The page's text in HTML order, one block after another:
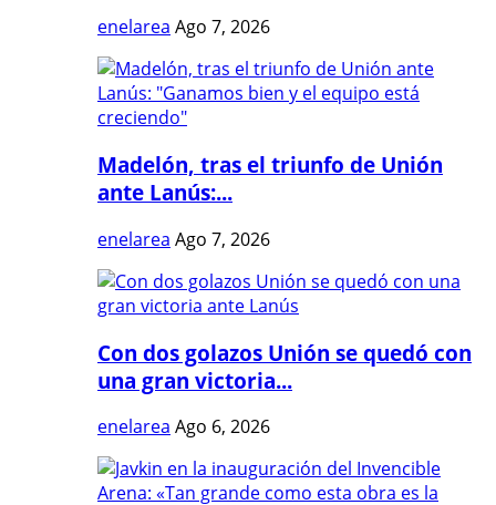
enelarea Ago 7, 2026
Madelón, tras el triunfo de Unión
ante Lanús:...
enelarea Ago 7, 2026
Con dos golazos Unión se quedó con
una gran victoria...
enelarea Ago 6, 2026